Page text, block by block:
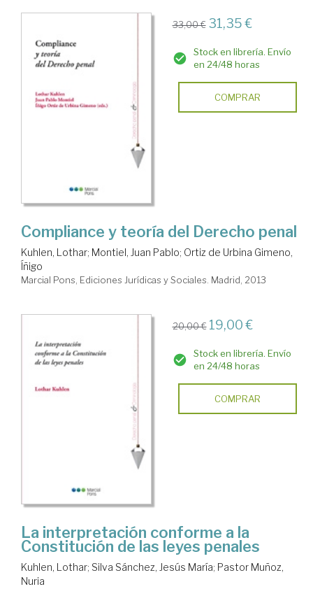
33,00 € 31,35 €
Stock en librería. Envío
en 24/48 horas
COMPRAR
Compliance y teoría del Derecho penal
Kuhlen, Lothar; Montiel, Juan Pablo; Ortiz de Urbina Gimeno,
Íñigo
Marcial Pons, Ediciones Jurídicas y Sociales. Madrid, 2013
20,00 € 19,00 €
Stock en librería. Envío
en 24/48 horas
COMPRAR
La interpretación conforme a la
Constitución de las leyes penales
Kuhlen, Lothar; Silva Sánchez, Jesús María; Pastor Muñoz,
Nuria